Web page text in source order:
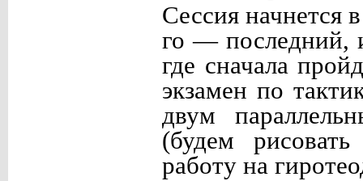
Сессия начнется
го — последний,
где сначала
экзамен по
двум
(будем
работу на